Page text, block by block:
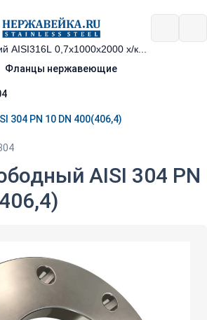
Фланцы нержавеющие
304 PN 10 DN 400(406,4)
AISI 304 PN